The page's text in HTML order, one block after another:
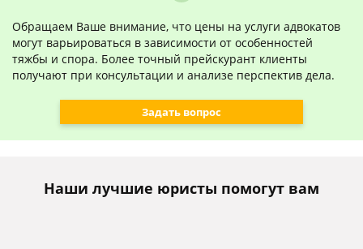
Обращаем Ваше внимание, что цены на услуги адвокатов
могут варьироваться в зависимости от особенностей
тяжбы и спора. Более точный прейскурант клиенты
получают при консультации и анализе перспектив дела.
Задать вопрос
Наши лучшие юристы помогут вам